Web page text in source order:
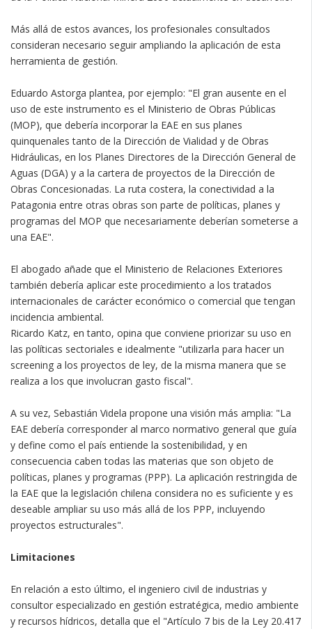
Más allá de estos avances, los profesionales consultados
consideran necesario seguir ampliando la aplicación de esta
herramienta de gestión.
Eduardo Astorga plantea, por ejemplo: "El gran ausente en el
uso de este instrumento es el Ministerio de Obras Públicas
(MOP), que debería incorporar la EAE en sus planes
quinquenales tanto de la Dirección de Vialidad y de Obras
Hidráulicas, en los Planes Directores de la Dirección General de
Aguas (DGA) y a la cartera de proyectos de la Dirección de
Obras Concesionadas. La ruta costera, la conectividad a la
Patagonia entre otras obras son parte de políticas, planes y
programas del MOP que necesariamente deberían someterse a
una EAE".
El abogado añade que el Ministerio de Relaciones Exteriores
también debería aplicar este procedimiento a los tratados
internacionales de carácter económico o comercial que tengan
incidencia ambiental.
Ricardo Katz, en tanto, opina que conviene priorizar su uso en
las políticas sectoriales e idealmente "utilizarla para hacer un
screening a los proyectos de ley, de la misma manera que se
realiza a los que involucran gasto fiscal".
A su vez, Sebastián Videla propone una visión más amplia: "La
EAE debería corresponder al marco normativo general que guía
y define como el país entiende la sostenibilidad, y en
consecuencia caben todas las materias que son objeto de
políticas, planes y programas (PPP). La aplicación restringida de
la EAE que la legislación chilena considera no es suficiente y es
deseable ampliar su uso más allá de los PPP, incluyendo
proyectos estructurales".
Limitaciones
En relación a esto último, el ingeniero civil de industrias y
consultor especializado en gestión estratégica, medio ambiente
y recursos hídricos, detalla que el "Artículo 7 bis de la Ley 20.417